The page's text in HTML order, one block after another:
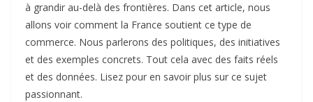
à grandir au-delà des frontières. Dans cet article, nous
allons voir comment la France soutient ce type de
commerce. Nous parlerons des politiques, des initiatives
et des exemples concrets. Tout cela avec des faits réels
et des données. Lisez pour en savoir plus sur ce sujet
passionnant.